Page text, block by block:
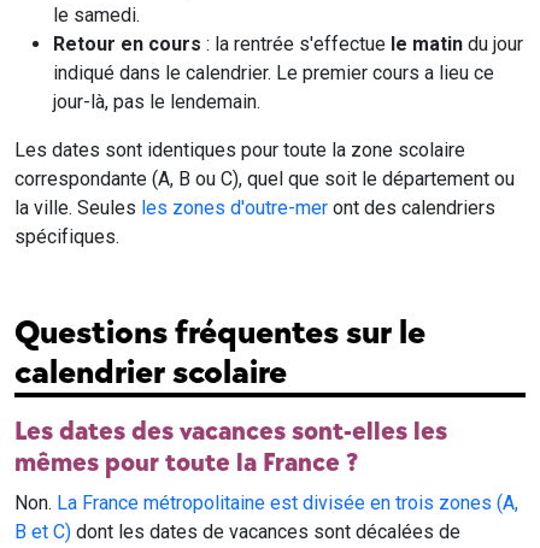
le samedi.
Retour en cours : la rentrée s'effectue le matin du jour
indiqué dans le calendrier. Le premier cours a lieu ce
jour-là, pas le lendemain.
Les dates sont identiques pour toute la zone scolaire
correspondante (A, B ou C), quel que soit le département ou
la ville. Seules les zones d'outre-mer ont des calendriers
spécifiques.
Questions fréquentes sur le
calendrier scolaire
Les dates des vacances sont-elles les
mêmes pour toute la France ?
Non. La France métropolitaine est divisée en trois zones (A,
B et C) dont les dates de vacances sont décalées de